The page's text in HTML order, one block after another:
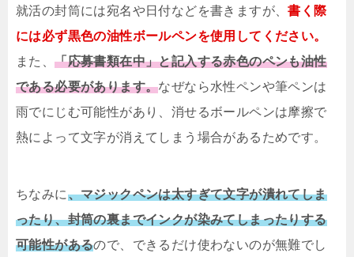
就活の封筒には宛名や日付などを書きますが、書く際
には必ず黒色の油性ボールペンを使用してください。
また、「応募書類在中」と記入する赤色のペンも油性
である必要があります。なぜなら水性ペンや筆ペンは
雨でにじむ可能性があり、消せるボールペンは摩擦で
熱によって文字が消えてしまう場合があるためです。
ちなみに、マジックペンは太すぎて文字が潰れてしま
ったり、封筒の裏までインクが染みてしまったりする
可能性があるので、できるだけ使わないのが無難でし